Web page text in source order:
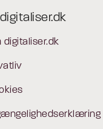
digitaliser.dk